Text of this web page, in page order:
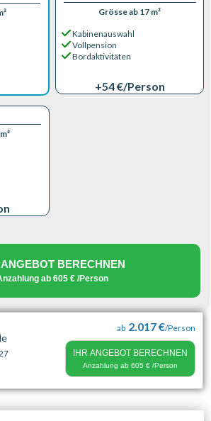
Grösse ab 17 m²
Kabinenauswahl
Vollpension
Bordaktivitäten
+54 €/Person
BERECHNEN
ab 605 € /Person
ab 2.017 €/Person
IHR ANGEBOT BERECHNEN
Anzahlung ab 605 €/Person